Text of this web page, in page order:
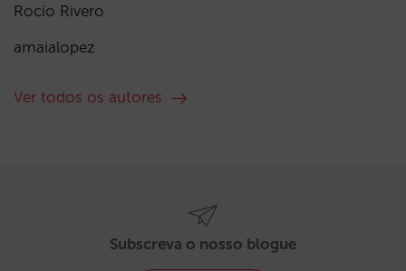
Rocío Rivero
amaialopez
Ver todos os autores
Subscreva o nosso blogue